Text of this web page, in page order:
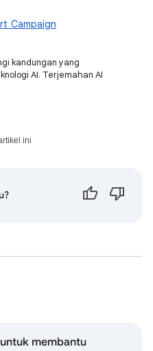
Campaign
kandungan yang
AI. Terjemahan AI
ini
membantu